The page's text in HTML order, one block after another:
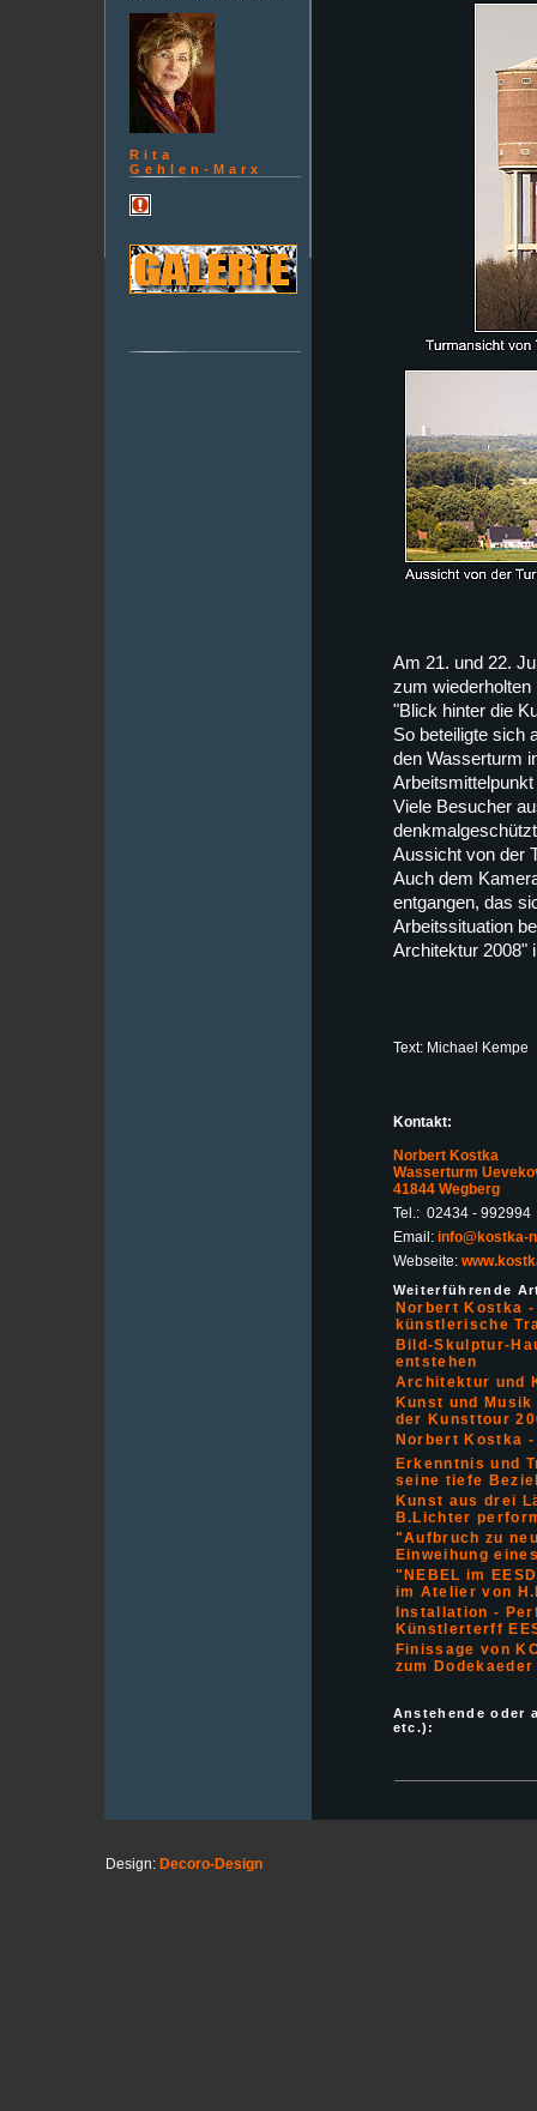
Rita
Gehlen-Marx
Am 21. und 22.
zum wiederholten
"Blick hinter die
So beteiligte sich
den Wasserturm
Viele Besucher
Aussicht von der
Auch dem
entgangen, das
Arbeitssituation
Architektur 2008"
Text: Michael Kempe
Kontakt:
Norbert Kostka
Wasserturm
41844 Wegberg
Tel.: 02434 - 992994
Email: info@kostka-
Webseite:
Weiterführende
Norbert Kostka
künstlerische
Bild-Skulptur-
entstehen
Architektur und
Kunst und
der Kunsttour
Norbert Kostka -
Erkenntnis und
seine tiefe
Kunst aus drei
B.Lichter
"Aufbruch zu
Einweihung
"NEBEL im
im Atelier von
Installation -
Künstlerterff
Finissage von
zum Dodekaeder
Anstehende
etc.):
Design: Decoro-Design